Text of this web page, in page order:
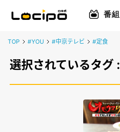
番組
TOP #YOU #中京テレビ #定食
選択されているタグ :